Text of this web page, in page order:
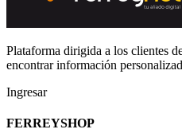
Plataforma dirigida a los clientes
encontrar información
Ingresar
FERREYSHOP